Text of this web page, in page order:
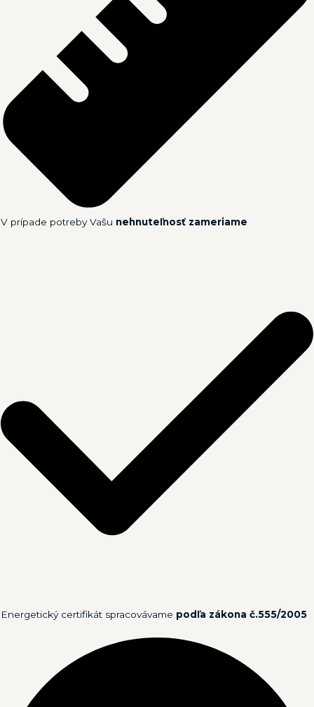
V prípade potreby Vašu nehnuteľnosť zameriame
Energetický certifikát spracovávame podľa zákona č.555/2005